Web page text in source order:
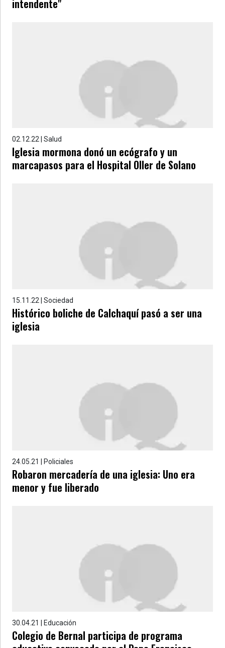
intendente"
02.12.22 | Salud
Iglesia mormona donó un ecógrafo y un
marcapasos para el Hospital Oller de Solano
15.11.22 | Sociedad
Histórico boliche de Calchaquí pasó a ser una
iglesia
24.05.21 | Policiales
Robaron mercadería de una iglesia: Uno era
menor y fue liberado
30.04.21 | Educación
Colegio de Bernal participa de programa